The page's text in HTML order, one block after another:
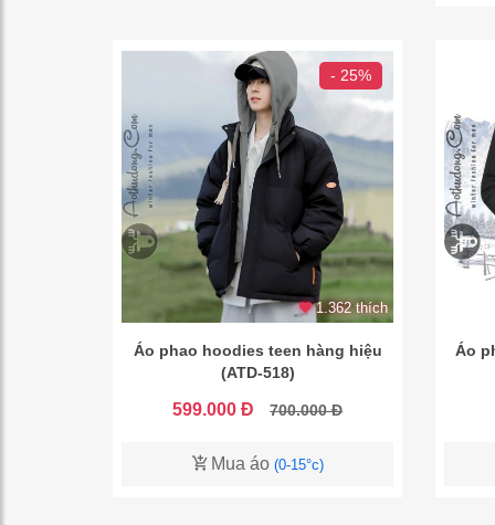
- 25%
1.362 thích
Áo phao hoodies teen hàng hiệu
(ATD-518)
599.000 Đ 700.000 Đ
Mua áo (0-15°c)
Áo